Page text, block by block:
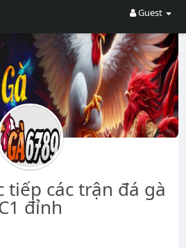
Guest
tiếp các trận đá gà
đỉnh